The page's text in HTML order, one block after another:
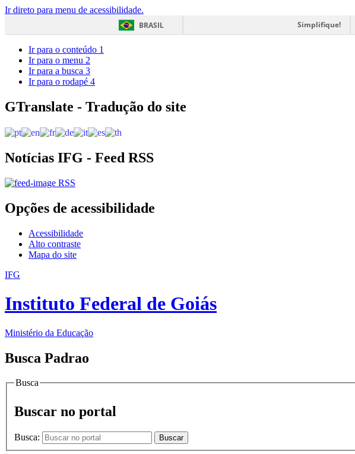
Ir direto para menu de acessibilidade.
BRASIL
Simplifique!
Ir para o conteúdo 1
Ir para o menu 2
Ir para a busca 3
Ir para o rodapé 4
GTranslate - Tradução do site
Notícias IFG - Feed RSS
RSS
Opções de acessibilidade
Acessibilidade
Alto contraste
Mapa do site
IFG
Instituto Federal de Goiás
Ministério da Educação
Busca Padrao
Busca
Buscar no portal
Busca: Buscar